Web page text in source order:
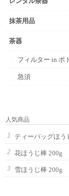
抹茶用品
茶器
フィルター in ボ
急須
人気商品
ティーバッグほ
花ほうじ棒 200g
雪ほうじ棒 200g